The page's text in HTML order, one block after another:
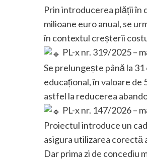
Prin introducerea plății în
milioane euro anual, se
în contextul creșterii
PL-x nr. 319/2025 –
Se prelungește până la
educațional, în valoare
astfel la reducerea
PL-x nr. 147/2026 –
Proiectul introduce un
asigura utilizarea corectă
Dar prima zi de concediu